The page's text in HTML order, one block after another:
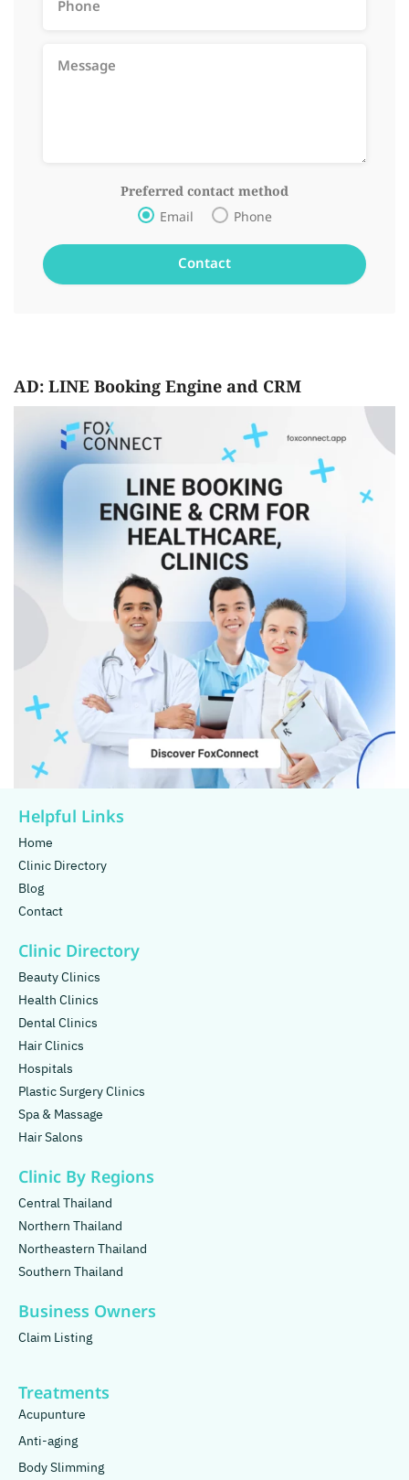
Preferred contact method
Email Phone
AD: LINE Booking Engine and CRM
Helpful Links
Home
Clinic Directory
Blog
Contact
Clinic Directory
Beauty Clinics
Health Clinics
Dental Clinics
Hair Clinics
Hospitals
Plastic Surgery Clinics
Spa & Massage
Hair Salons
Clinic By Regions
Central Thailand
Northern Thailand
Northeastern Thailand
Southern Thailand
Business Owners
Claim Listing
Treatments
Acupunture
Anti-aging
Body Slimming